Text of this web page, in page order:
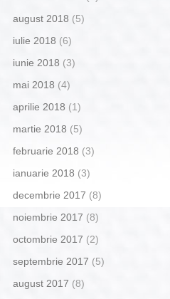
august 2018 (5)
iulie 2018 (6)
iunie 2018 (3)
mai 2018 (4)
aprilie 2018 (1)
martie 2018 (5)
februarie 2018 (3)
ianuarie 2018 (3)
decembrie 2017 (8)
noiembrie 2017 (8)
octombrie 2017 (2)
septembrie 2017 (5)
august 2017 (8)